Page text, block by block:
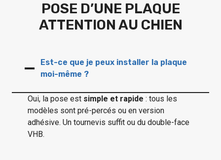
POSE D’UNE PLAQUE
ATTENTION AU CHIEN
Est-ce que je peux installer la plaque
moi-même ?
Oui, la pose est simple et rapide : tous les
modèles sont pré-percés ou en version
adhésive. Un tournevis suffit ou du double-face
VHB.